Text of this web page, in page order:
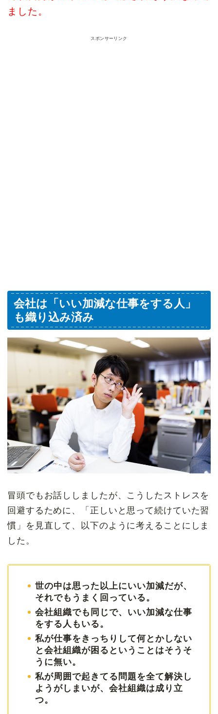
ました。
スポンサーリンク
会社は「いい加減な仕事をする人」
も織り込み済み
冒頭でもお話ししましたが、こうしたストレスを
回避するために、「正しいと思って続けていた習
慣」を見直して、以下のように考えることにしま
した。
世の中は思った以上にいい加減だが、
それでもうまく回っている。
会社組織でも同じで、いい加減な仕事
をする人もいる。
私が仕事をきっちりして何とかしない
と会社組織が困るということはそうそ
うに無い。
私が周囲で起きてる問題を全て解決し
ようがしまいが、会社組織は成り立
つ。